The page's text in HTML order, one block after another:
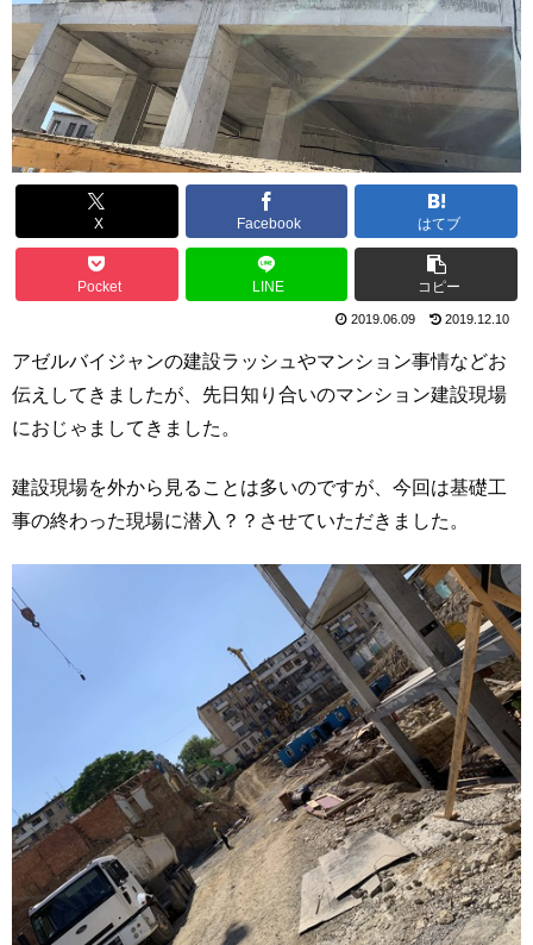
X Facebook はてブ
Pocket LINE コピー
2019.06.09 2019.12.10
アゼルバイジャンの建設ラッシュやマンション事情などお
伝えしてきましたが、先日知り合いのマンション建設現場
におじゃましてきました。
建設現場を外から見ることは多いのですが、今回は基礎工
事の終わった現場に潜入？？させていただきました。